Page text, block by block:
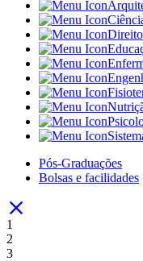
Direito
Pós-Graduações
Bolsas e facilidades
1
2
3